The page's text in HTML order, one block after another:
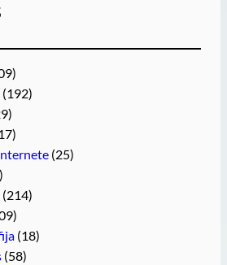
(192)
(25)
(214)
(18)
(58)